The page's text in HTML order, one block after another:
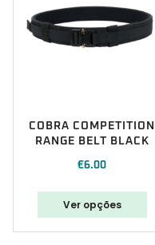
COBRA COMPETITION
RANGE BELT BLACK
€6.00
Ver opções